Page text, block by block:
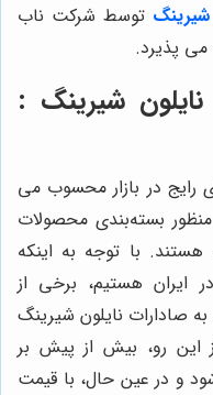
شیرینگ توسط شرکت ناب
پذیرد.
شیرینگ :
رایج در بازار محسوب می
بسته‌‌بندی محصولات
هستند. با توجه به اینکه
هستیم، برخی از
صادارات نایلون شیرینگ
این رو، بیش از پیش بر
و در عین حال، با قیمت